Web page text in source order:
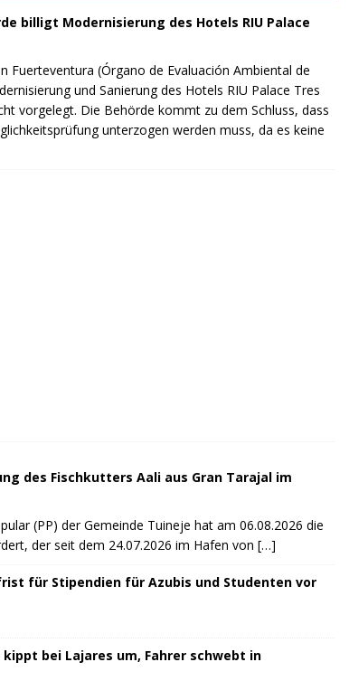
billigt Modernisierung des Hotels RIU Palace
Fuerteventura (Órgano de Evaluación Ambiental de
und Sanierung des Hotels RIU Palace Tres
vorgelegt. Die Behörde kommt zu dem Schluss, dass
unterzogen werden muss, da es keine
des Fischkutters Aali aus Gran Tarajal im
(PP) der Gemeinde Tuineje hat am 06.08.2026 die
der seit dem 24.07.2026 im Hafen von […]
für Stipendien für Azubis und Studenten vor
bei Lajares um, Fahrer schwebt in